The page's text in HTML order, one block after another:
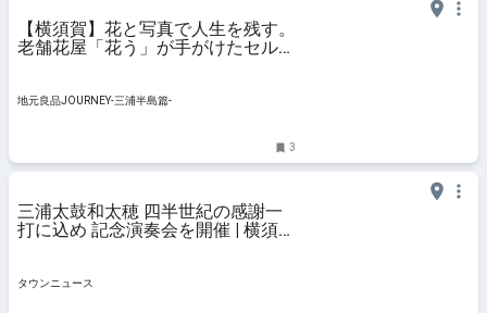
【横須賀】花と写真で人生を残す。
老舗花屋「花う」が手がけたセルフ
地元良品JOURNEY-三浦半島篇-
3
三浦太鼓和太穂 四半世紀の感謝一
打に込め 記念演奏会を開催 | 横須
タウンニュース